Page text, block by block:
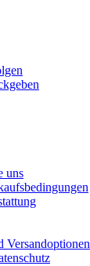
uns
Versandoptionen